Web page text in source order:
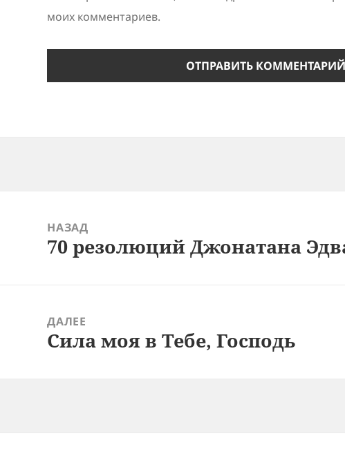
моих комментариев.
записям
НАЗАД
Предыдущая
70 резолюций Джонатана
ДАЛЕЕ
Следующая
Сила моя в Тебе, Господь